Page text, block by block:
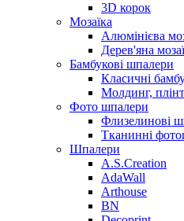
3D корок
Мозаїка
Алюмінієва
Дерев'яна
Бамбукові шпалери
Класичні
Молдинг,
Фото шпалери
Флизелинові
Тканинні
Шпалери
A.S.Creation
AdaWall
Arthouse
BN